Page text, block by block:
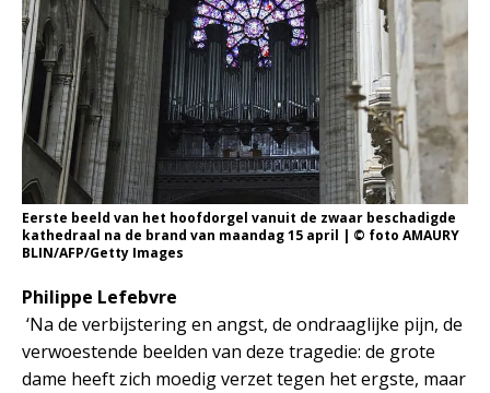
Eerste beeld van het hoofdorgel vanuit de zwaar beschadigde
kathedraal na de brand van maandag 15 april | © foto AMAURY
BLIN/AFP/Getty Images
Philippe Lefebvre
‘Na de verbijstering en angst, de ondraaglijke pijn, de
verwoestende beelden van deze tragedie: de grote
dame heeft zich moedig verzet tegen het ergste, maar